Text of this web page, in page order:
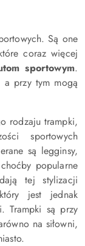
Są one
coraz więcej
sportowym.
a przy tym mogą
rodzaju trampki,
sportowych
są legginsy,
popularne
tej stylizacji
jest jednak
Trampki są przy
na siłowni,